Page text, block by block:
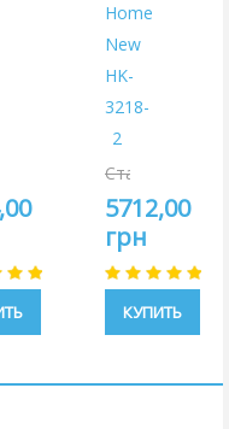
Home
New
HK-
3218-
2
Старая
цена:
6720,00
грн
5712,00
грн
КУПИТЬ